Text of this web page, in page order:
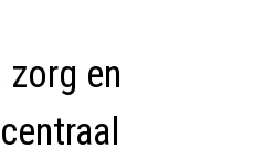
zorg en